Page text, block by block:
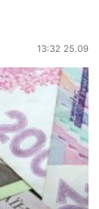
13:32 25.09